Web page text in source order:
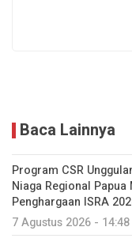
Baca Lainnya
Program CSR
Niaga Regional
Penghargaan ISRA
7 Agustus 2026 - 14:48